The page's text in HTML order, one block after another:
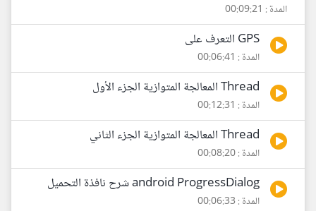
المدة : 00:09:21
GPS التعرف على
المدة : 00:06:41
Thread المعالجة المتوازية الجزء الأول
المدة : 00:12:31
Thread المعالجة المتوازية الجزء الثاني
المدة : 00:08:20
android ProgressDialog شرح نافذة التحميل
المدة : 00:06:33